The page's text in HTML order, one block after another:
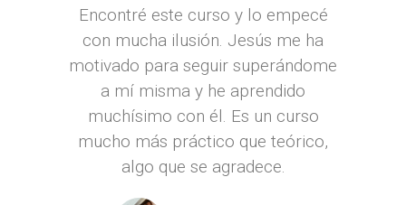
Encontré este curso y lo empecé
con mucha ilusión. Jesús me ha
motivado para seguir superándome
a mí misma y he aprendido
muchísimo con él. Es un curso
mucho más práctico que teórico,
algo que se agradece.